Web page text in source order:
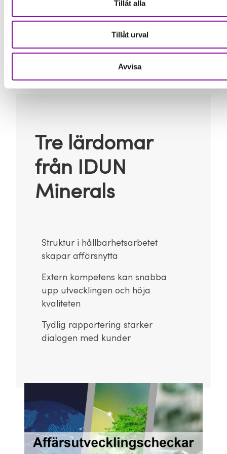
Tillåt alla
Tillåt urval
Avvisa
direktivet. Vi vill också göra fler leverantörsbesök för
att få en ännu bättre förståelse för hela vår
Tre lärdomar
från IDUN
Minerals
Struktur i hållbarhetsarbetet
skapar affärsnytta
Extern kompetens kan snabba
upp utvecklingen och höja
kvaliteten
Tydlig rapportering stärker
dialogen med kunder